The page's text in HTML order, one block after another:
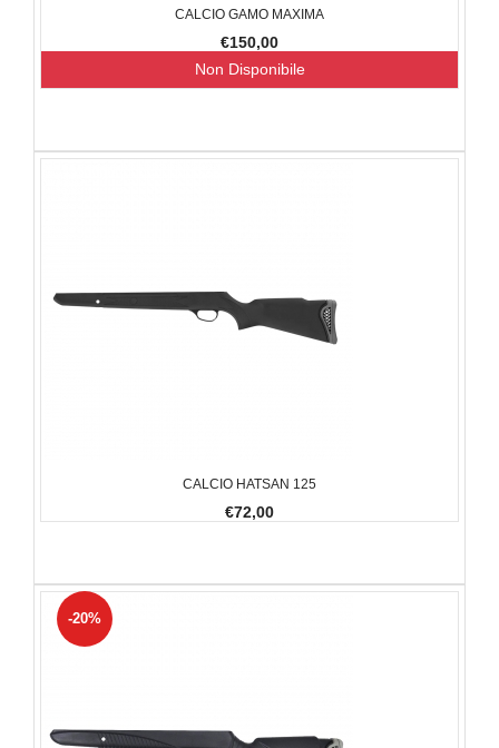
CALCIO GAMO MAXIMA
€150,00
Non Disponibile
CALCIO HATSAN 125
€72,00
-20%